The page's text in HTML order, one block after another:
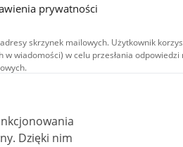
prywatności
skrzynek mailowych. Użytkownik
wiadomości) w celu przesłania
treści audiowizualnych), są
uznanie autorstwa - na tych samych
w tym zdjęcia, materiały audio i
uznanie autorstwa użycie
o ile nie jest to stwierdzone inaczej.